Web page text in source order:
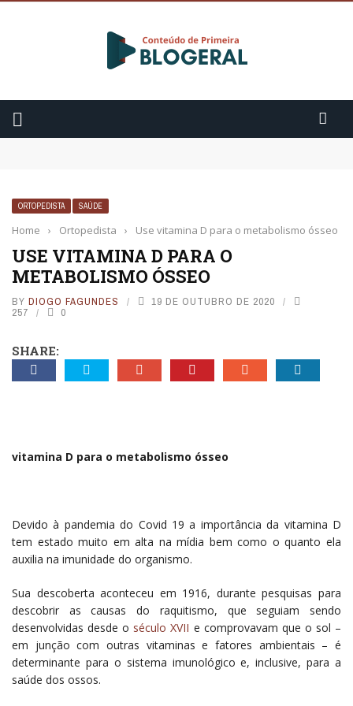
ORTOPEDISTA SAÚDE
Home › Ortopedista › Use vitamina D para o metabolismo ósseo
USE VITAMINA D PARA O
METABOLISMO ÓSSEO
BY DIOGO FAGUNDES
19 DE OUTUBRO DE 2020
257
0
SHARE:
vitamina D para o metabolismo ósseo
Devido à pandemia do Covid 19 a importância da vitamina D
tem estado muito em alta na mídia bem como o quanto ela
auxilia na imunidade do organismo.
Sua descoberta aconteceu em 1916, durante pesquisas para
descobrir as causas do raquitismo, que seguiam sendo
desenvolvidas desde o século XVII e comprovavam que o sol –
em junção com outras vitaminas e fatores ambientais – é
determinante para o sistema imunológico e, inclusive, para a
saúde dos ossos.